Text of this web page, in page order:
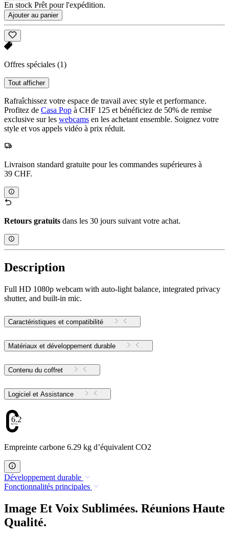
En stock Prêt pour l'expédition.
Ajouter au panier
Offres spéciales (1)
Tout afficher
Rafraîchissez votre espace de travail avec style et performance.
Profitez de Casa Pop à CHF 125 et bénéficiez de 50% de remise
exclusive sur les webcams en les achetant ensemble. Soignez votre
style et vos appels vidéo à prix réduit.
Livraison standard gratuite pour les commandes supérieures à
39 CHF.
Retours gratuits dans les 30 jours suivant votre achat.
Description
Full HD 1080p webcam with auto-light balance, integrated privacy
shutter, and built-in mic.
Caractéristiques et compatibilité
Matériaux et développement durable
Contenu du coffret
Logiciel et Assistance
6.29
Empreinte carbone 6.29 kg d’équivalent CO2
Développement durable
Fonctionnalités principales
Image Et Voix Sublimées. Réunions Haute
Qualité.